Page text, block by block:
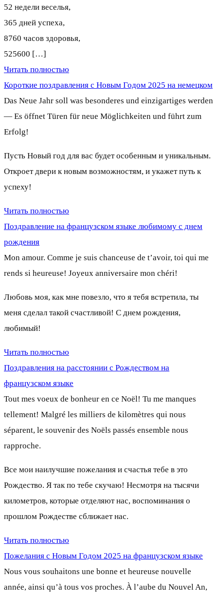
52 недели веселья,
365 дней успеха,
8760 часов здоровья,
525600 […]
Читать полностью
Короткие поздравления с Новым Годом 2025 на немецком
Das Neue Jahr soll was besonderes und einzigartiges werden
— Es öffnet Türen für neue Möglichkeiten und führt zum
Erfolg!
Пусть Новый год для вас будет особенным и уникальным.
Откроет двери к новым возможностям, и укажет путь к
успеху!
Читать полностью
Поздравление на французском языке любимому с днем
рождения
Mon amour. Comme je suis chanceuse de t’avoir, toi qui me
rends si heureuse! Joyeux anniversaire mon chéri!
Любовь моя, как мне повезло, что я тебя встретила, ты
меня сделал такой счастливой! С днем рождения,
любимый!
Читать полностью
Поздравления на расстоянии с Рождеством на
французском языке
Tout mes voeux de bonheur en ce Noël! Tu me manques
tellement! Malgré les milliers de kilomètres qui nous
séparent, le souvenir des Noëls passés ensemble nous
rapproche.
Все мои наилучшие пожелания и счастья тебе в это
Рождество. Я так по тебе скучаю! Несмотря на тысячи
километров, которые отделяют нас, воспоминания о
прошлом Рождестве сближает нас.
Читать полностью
Пожелания с Новым Годом 2025 на французском языке
Nous vous souhaitons une bonne et heureuse nouvelle
année, ainsi qu’à tous vos proches. À l’aube du Nouvel An,